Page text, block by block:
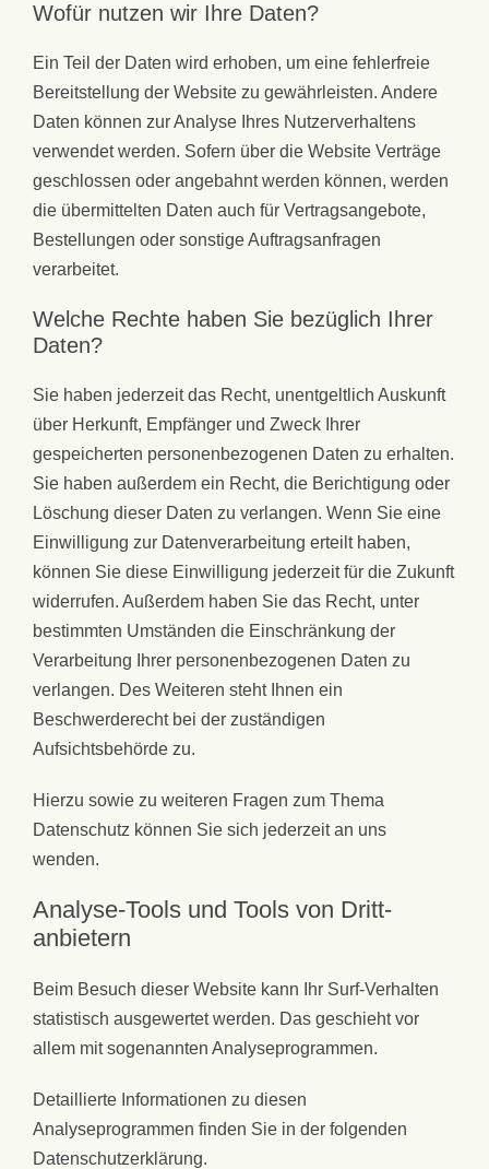
Wofür nutzen wir Ihre Daten?
Ein Teil der Daten wird erhoben, um eine fehlerfreie
Bereitstellung der Website zu gewährleisten. Andere
Daten können zur Analyse Ihres Nutzerverhaltens
verwendet werden. Sofern über die Website Verträge
geschlossen oder angebahnt werden können, werden
die übermittelten Daten auch für Vertragsangebote,
Bestellungen oder sonstige Auftragsanfragen
verarbeitet.
Welche Rechte haben Sie bezüglich Ihrer
Daten?
Sie haben jederzeit das Recht, unentgeltlich Auskunft
über Herkunft, Empfänger und Zweck Ihrer
gespeicherten personenbezogenen Daten zu erhalten.
Sie haben außerdem ein Recht, die Berichtigung oder
Löschung dieser Daten zu verlangen. Wenn Sie eine
Einwilligung zur Datenverarbeitung erteilt haben,
können Sie diese Einwilligung jederzeit für die Zukunft
widerrufen. Außerdem haben Sie das Recht, unter
bestimmten Umständen die Einschränkung der
Verarbeitung Ihrer personenbezogenen Daten zu
verlangen. Des Weiteren steht Ihnen ein
Beschwerderecht bei der zuständigen
Aufsichtsbehörde zu.
Hierzu sowie zu weiteren Fragen zum Thema
Datenschutz können Sie sich jederzeit an uns
wenden.
Analyse-Tools und Tools von Dritt­
anbietern
Beim Besuch dieser Website kann Ihr Surf-Verhalten
statistisch ausgewertet werden. Das geschieht vor
allem mit sogenannten Analyseprogrammen.
Detaillierte Informationen zu diesen
Analyseprogrammen finden Sie in der folgenden
Datenschutzerklärung.